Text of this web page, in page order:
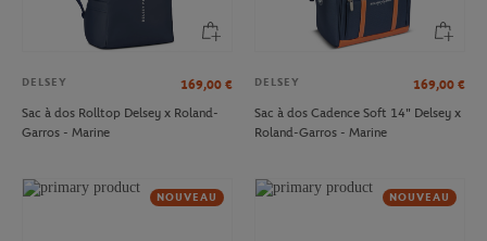
DELSEY 169,00 €
Sac à dos Rolltop Delsey x Roland-
Garros - Marine
DELSEY 169,00 €
Sac à dos Cadence Soft 14" Delsey x
Roland-Garros - Marine
NOUVEAU NOUVEAU